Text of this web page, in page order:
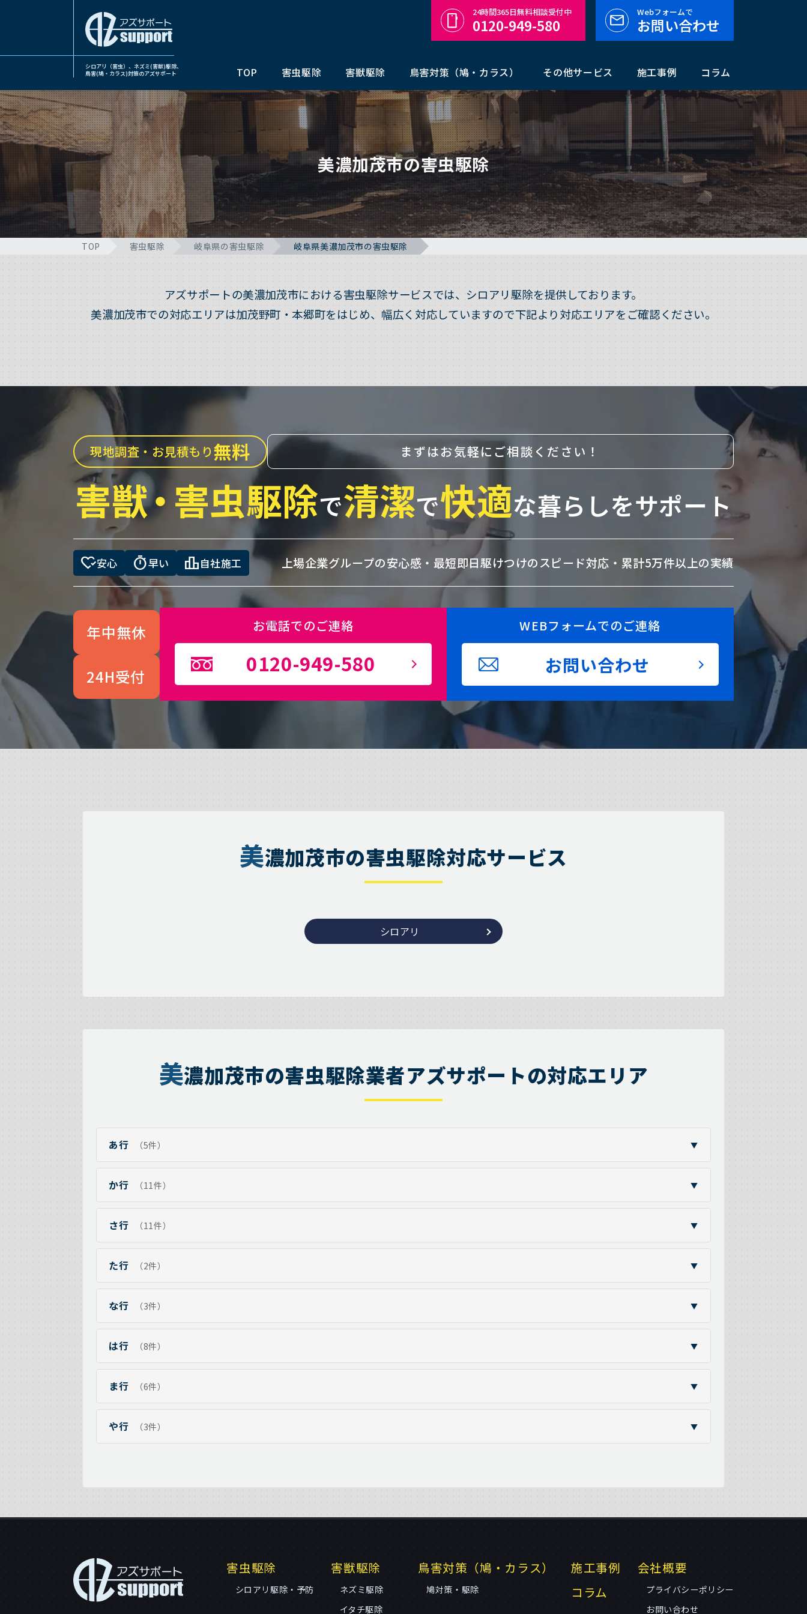
シロアリ（害虫）、ネズミ(害獣)駆除、
鳥害(鳩・カラス)対策のアズサポート
TOP 害虫駆除 害獣駆除 鳥害対策（鳩・カラス） その他サービス 施工事例 コラム
24時間365日無料相談受付中
0120-949-580
Webフォームで
お問い合わせ
美濃加茂市の害虫駆除
TOP 害虫駆除 岐阜県の害虫駆除 岐阜県美濃加茂市の害虫駆除
アズサポートの美濃加茂市における害虫駆除サービスでは、シロアリ駆除を提供しております。
美濃加茂市での対応エリアは加茂野町・本郷町をはじめ、幅広く対応していますので下記より対応エリアをご確認ください。
現地調査・お見積もり無料 まずはお気軽にご相談ください！
害獣・害虫駆除で清潔で快適な暮らしをサポート
heart_check安心 timer早い leaderboard自社施工 上場企業グループの安心感・ 最短即日駆けつけのスピード対応・ 累計5万件以上の実績
年中無休
24H受付
お電話でのご連絡
0120-949-580
WEBフォームでのご連絡
お問い合わせ
美濃加茂市の害虫駆除対応サービス
シロアリ
美濃加茂市の害虫駆除業者アズサポートの対応エリア
あ行 （5件） ▼
か行 （11件） ▼
さ行 （11件） ▼
た行 （2件） ▼
な行 （3件） ▼
は行 （8件） ▼
ま行 （6件） ▼
や行 （3件） ▼
害虫駆除
シロアリ駆除・予防
害獣駆除
ネズミ駆除
イタチ駆除
鳥害対策（鳩・カラス）
鳩対策・駆除
施工事例
コラム
会社概要
プライバシーポリシー
お問い合わせ